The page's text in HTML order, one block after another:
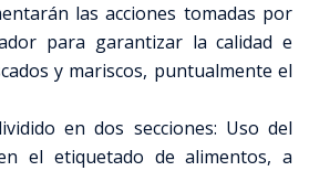
las acciones tomadas por
para garantizar la calidad e
y mariscos, puntualmente el
en dos secciones: Uso del
el etiquetado de alimentos, a